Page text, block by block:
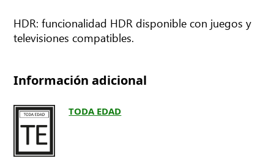
HDR: funcionalidad HDR disponible con juegos y
televisiones compatibles.
Información adicional
TODA EDAD